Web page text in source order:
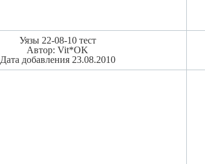
Уязы 22-08-10 тест
Автор: Vit*OK
Дата добавления 23.08.2010